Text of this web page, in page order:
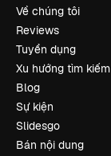
Về chúng tôi
Reviews
Tuyển dụng
Xu hướng tìm kiếm
Blog
Sự kiện
Slidesgo
Bán nội dung